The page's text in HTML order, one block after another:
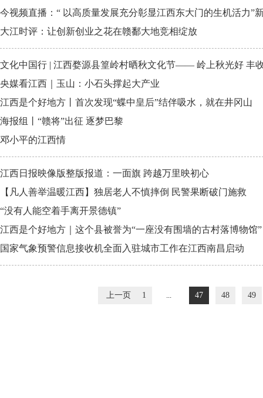
今视频直播：“ 以高质量发展充分彰显江西东大门的生机活力”
大江时评：让创新创业之花在赣鄱大地竞相绽放
文化中国行 | 江西婺源县篁岭村晒秋文化节—— 岭上秋光好 丰
央媒看江西｜玉山：小石头撑起大产业
江西是个好地方丨首次发现“蝶中皇后”结伴吸水，就在井冈山
海报组丨“赣将”出征 逐梦巴黎
邓小平的江西情
江西日报映像版整版报道：一面旗 跨越万里映初心
【凡人善举温暖江西】独居老人不慎摔倒 民警果断破门施救
“没有人能空着手离开景德镇”
江西是个好地方｜这个县被誉为“一座没有围墙的古村落博物馆”
国家气象预警信息接收机全面入驻城市工作在江西南昌启动
上一页 1 47 48 49